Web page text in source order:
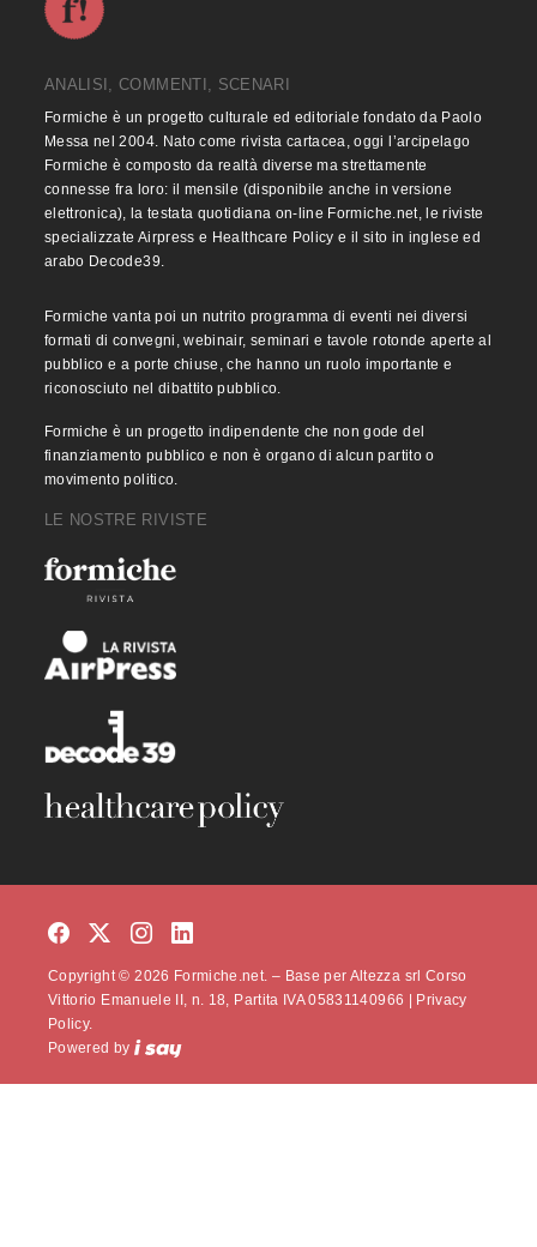
ANALISI, COMMENTI, SCENARI
Formiche è un progetto culturale ed editoriale fondato da Paolo
Messa nel 2004. Nato come rivista cartacea, oggi l’arcipelago
Formiche è composto da realtà diverse ma strettamente
connesse fra loro: il mensile (disponibile anche in versione
elettronica), la testata quotidiana on-line Formiche.net, le riviste
specializzate Airpress e Healthcare Policy e il sito in inglese ed
arabo Decode39.
Formiche vanta poi un nutrito programma di eventi nei diversi
formati di convegni, webinair, seminari e tavole rotonde aperte al
pubblico e a porte chiuse, che hanno un ruolo importante e
riconosciuto nel dibattito pubblico.
Formiche è un progetto indipendente che non gode del
finanziamento pubblico e non è organo di alcun partito o
movimento politico.
LE NOSTRE RIVISTE
Copyright © 2026 Formiche.net. – Base per Altezza srl Corso
Vittorio Emanuele II, n. 18, Partita IVA 05831140966 | Privacy
Policy.
Powered by